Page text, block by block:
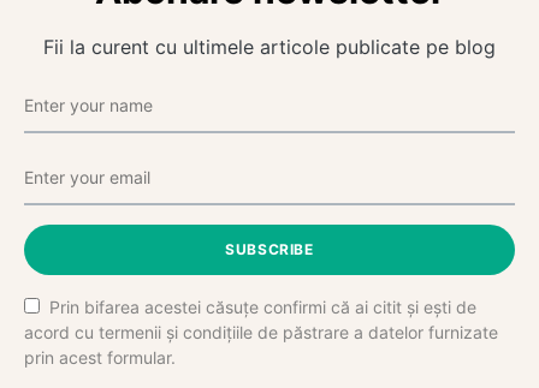
Fii la curent cu ultimele articole publicate pe blog
SUBSCRIBE
Prin bifarea acestei căsuțe confirmi că ai citit și ești de
acord cu termenii și condițiile de păstrare a datelor furnizate
prin acest formular.